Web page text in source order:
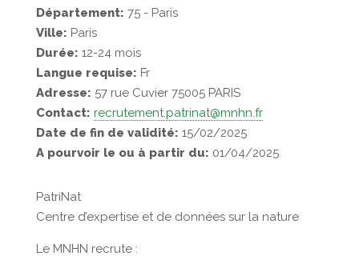
Département: 75 - Paris
Ville: Paris
Durée: 12-24 mois
Langue requise: Fr
Adresse: 57 rue Cuvier 75005 PARIS
Contact: recrutement.patrinat@mnhn.fr
Date de fin de validité: 15/02/2025
A pourvoir le ou à partir du: 01/04/2025
PatriNat
Centre d’expertise et de données sur la nature
Le MNHN recrute :